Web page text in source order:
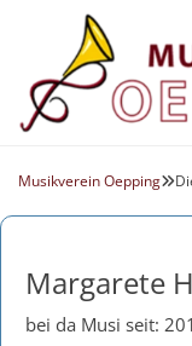
Die Kapelle
Horn
Klarinette
Chronik
Termine
Musikverein Oepping
Margarete
bei da Musi seit: